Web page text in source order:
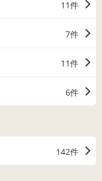
11件
7件
11件
6件
142件